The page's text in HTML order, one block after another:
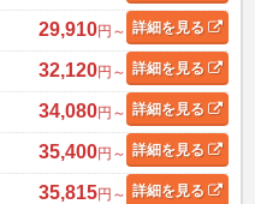
29,910円～ 詳細を見る
32,120円～ 詳細を見る
34,080円～ 詳細を見る
35,400円～ 詳細を見る
35,815円～ 詳細を見る